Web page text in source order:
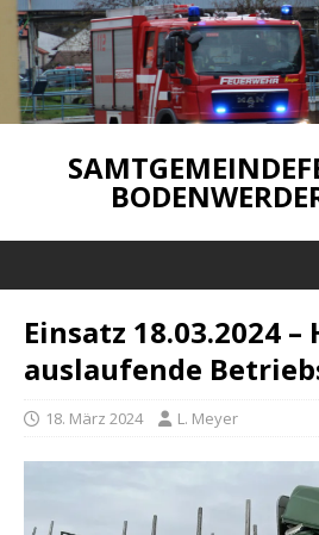
Einsatz 18.03.2024 –
auslaufende
18. März 2024 L. Meyer